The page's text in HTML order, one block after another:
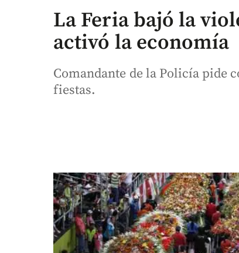
La Feria bajó la
activó la economía
Comandante de la Policía pide
fiestas.